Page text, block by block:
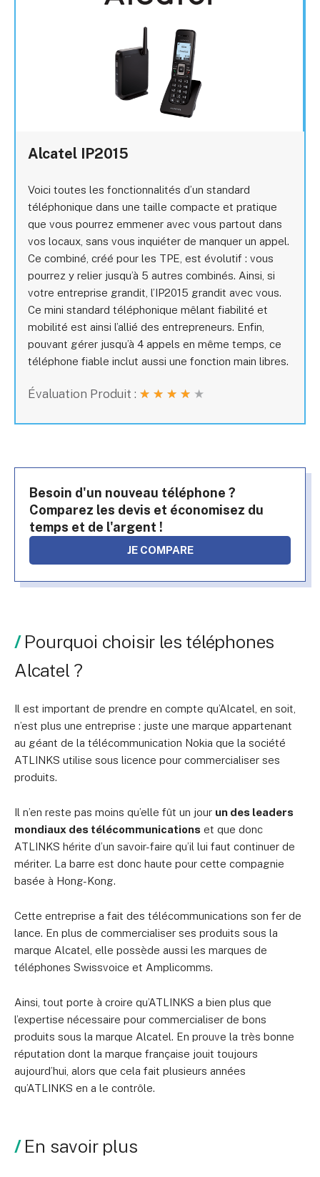
Alcatel IP2015
Voici toutes les fonctionnalités d’un standard
téléphonique dans une taille compacte et pratique
que vous pourrez emmener avec vous partout dans
vos locaux, sans vous inquiéter de manquer un appel.
Ce combiné, créé pour les TPE, est évolutif : vous
pourrez y relier jusqu’à 5 autres combinés. Ainsi, si
votre entreprise grandit, l’IP2015 grandit avec vous.
Ce mini standard téléphonique mêlant fiabilité et
mobilité est ainsi l’allié des entrepreneurs. Enfin,
pouvant gérer jusqu’à 4 appels en même temps, ce
téléphone fiable inclut aussi une fonction main libres.
Évaluation Produit : ★ ★ ★ ★ ★
Besoin d'un nouveau téléphone ?
Comparez les devis et économisez du
temps et de l'argent !
JE COMPARE
Pourquoi choisir les téléphones
Alcatel ?
Il est important de prendre en compte qu’Alcatel, en soit,
n’est plus une entreprise : juste une marque appartenant
au géant de la télécommunication Nokia que la société
ATLINKS utilise sous licence pour commercialiser ses
produits.
Il n’en reste pas moins qu’elle fût un jour un des leaders
mondiaux des télécommunications et que donc
ATLINKS hérite d’un savoir-faire qu’il lui faut continuer de
mériter. La barre est donc haute pour cette compagnie
basée à Hong-Kong.
Cette entreprise a fait des télécommunications son fer de
lance. En plus de commercialiser ses produits sous la
marque Alcatel, elle possède aussi les marques de
téléphones Swissvoice et Amplicomms.
Ainsi, tout porte à croire qu’ATLINKS a bien plus que
l’expertise nécessaire pour commercialiser de bons
produits sous la marque Alcatel. En prouve la très bonne
réputation dont la marque française jouit toujours
aujourd’hui, alors que cela fait plusieurs années
qu’ATLINKS en a le contrôle.
En savoir plus